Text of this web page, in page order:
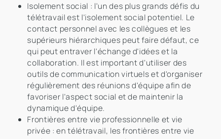
Isolement social : l'un des plus grands défis du
télétravail est l'isolement social potentiel. Le
contact personnel avec les collègues et les
supérieurs hiérarchiques peut faire défaut, ce
qui peut entraver l'échange d'idées et la
collaboration. Il est important d'utiliser des
outils de communication virtuels et d'organiser
régulièrement des réunions d'équipe afin de
favoriser l'aspect social et de maintenir la
dynamique d'équipe.
Frontières entre vie professionnelle et vie
privée : en télétravail, les frontières entre vie